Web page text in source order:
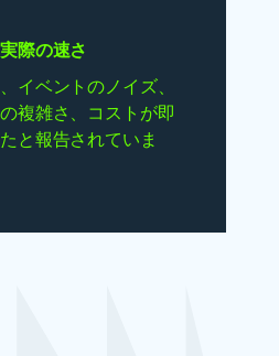
際の速さ
イベントのノイズ、
複雑さ、コストが即
と報告されていま